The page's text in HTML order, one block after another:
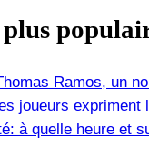
Ramos, un
joueurs expriment
à quelle heure et